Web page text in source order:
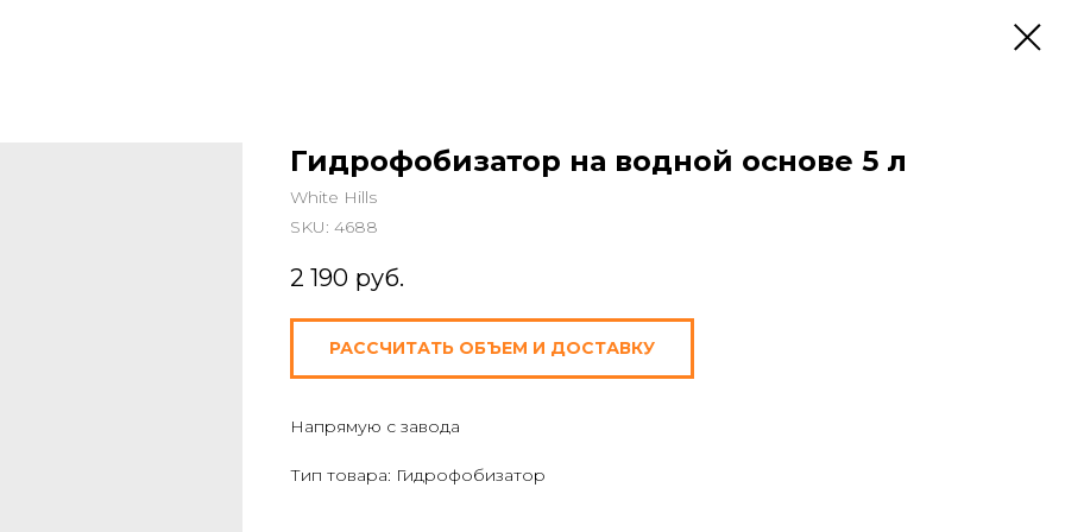
Гидрофобизатор на водной основе 5 л
White Hills
SKU: 4688
2 190 руб.
РАССЧИТАТЬ ОБЪЕМ И ДОСТАВКУ
Напрямую с завода
Тип товара: Гидрофобизатор